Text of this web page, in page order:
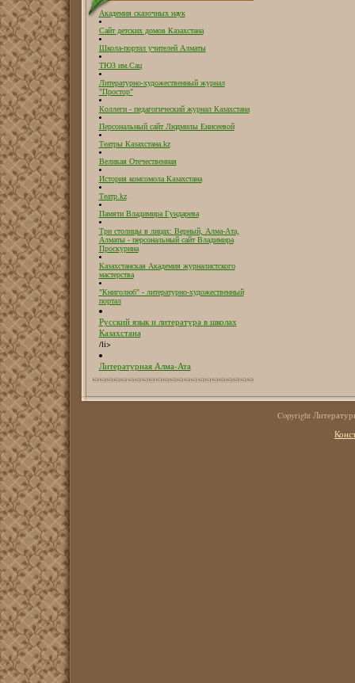
Академия сказочных наук
Сайт детских домов Казахстана
Школа-портал учителей Алматы
ТЮЗ им.Сац
Литературно-художественный журнал
"Простор"
Коллеги - педагогический журнал Казахстана
Персональный сайт Людмилы Енисеевой
Театры Казахстана.kz
Великая Отечественная
История комсомола Казахстана
Театр.kz
Памяти Владимира Гундарева
Три столицы в лицах: Верный, Алма-Ата,
Алматы - персональный сайт Владимира
Проскурина
Казахстанская Академия журналистского
мастерства
"Книголюб" - литературно-художественный
портал
Русский язык и литература в школах
Казахстана
/li>
Литературная Алма-Ата
Copyright